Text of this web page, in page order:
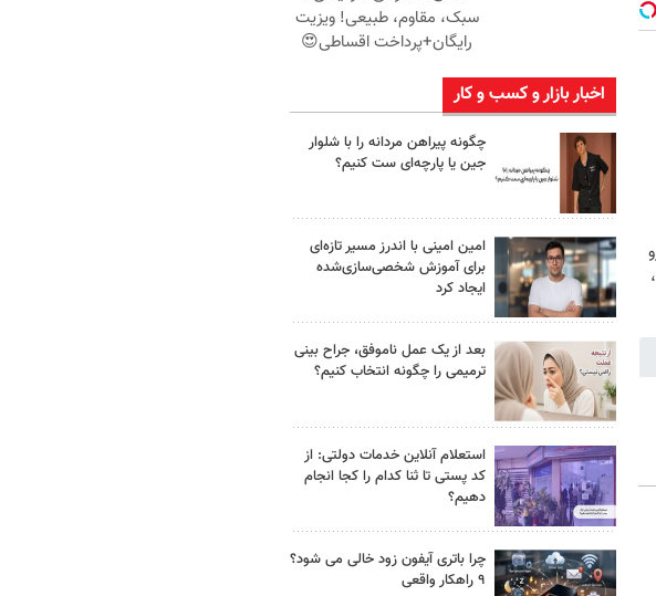
سبک، مقاوم، طبیعی! ویزیت
رایگان+پرداخت اقساطی😍
اخبار بازار و کسب و کار
چگونه پیراهن مردانه را با شلوار
جین یا پارچه‌ای ست کنیم؟
امین امینی با اندرز مسیر تازه‌ای
برای آموزش شخصی‌سازی‌شده
ایجاد کرد
بعد از یک عمل ناموفق، جراح بینی
ترمیمی را چگونه انتخاب کنیم؟
استعلام آنلاین خدمات دولتی: از
کد پستی تا ثنا کدام را کجا انجام
دهیم؟
چرا باتری آیفون زود خالی می شود؟
۹ راهکار واقعی